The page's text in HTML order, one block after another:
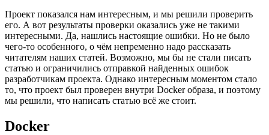
Проект показался нам интересным, и мы решили проверить
его. А вот результаты проверки оказались уже не такими
интересными. Да, нашлись настоящие ошибки. Но не было
чего-то особенного, о чём непременно надо рассказать
читателям наших статей. Возможно, мы бы не стали писать
статью и ограничились отправкой найденных ошибок
разработчикам проекта. Однако интересным моментом стало
то, что проект был проверен внутри Docker образа, и поэтому
мы решили, что написать статью всё же стоит.
Docker